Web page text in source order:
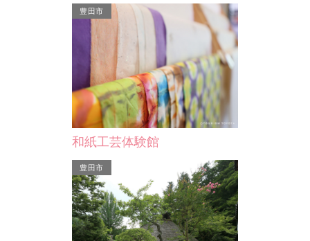
丈山苑
江戸時代初期の武士・文人として名高
その後半生、京都一乗寺…
豊田市
和紙工芸体験館
豊田市